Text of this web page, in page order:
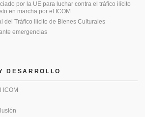
por la UE para luchar contra el tráfico ilícito
en marcha por el ICOM
del Tráfico Ilícito de Bienes Culturales
emergencias
DESARROLLO
ICOM